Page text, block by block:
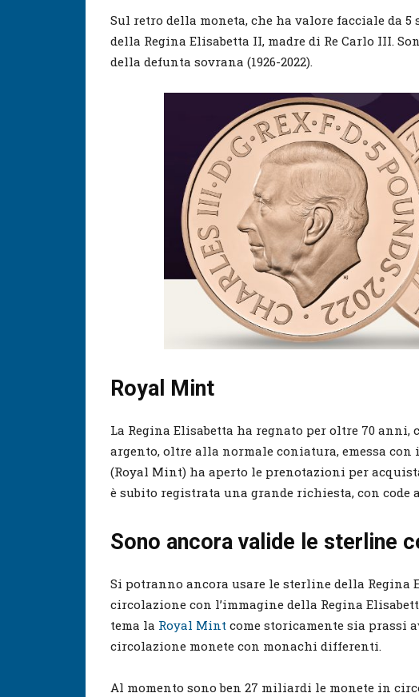
Sul retro della moneta, che ha valore facciale da
della Regina Elisabetta II, madre di Re Carlo III.
della defunta sovrana (1926-2022).
Royal Mint
La Regina Elisabetta ha regnato per oltre 70 anni,
argento, oltre alla normale coniatura, emessa
(Royal Mint) ha aperto le prenotazioni per
è subito registrata una grande richiesta, con code
Sono ancora valide le sterline
Si potranno ancora usare le sterline della Regina
circolazione con l’immagine della Regina
tema la Royal Mint come storicamente sia prassi
circolazione monete con monachi differenti.
Al momento sono ben 27 miliardi le monete in